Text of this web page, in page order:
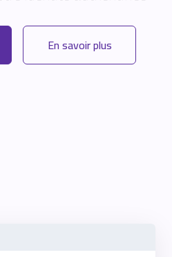
En savoir plus